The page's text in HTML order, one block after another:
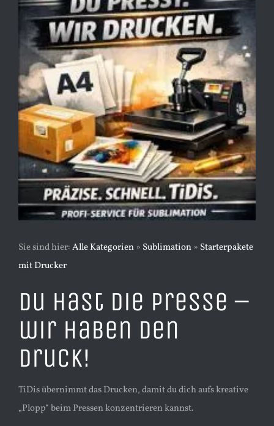
grösseres
Sie sind hier:Alle Kategorien » Sublimation » Starterpakete
mit Drucker
Du hast die Presse –
wir haben den
Druck!
TiDis übernimmt das Drucken, damit du dich aufs kreative
„Plopp“ beim Pressen konzentrieren kannst.